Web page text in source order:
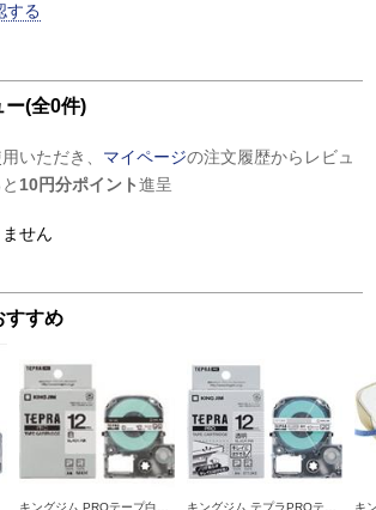
する
ー(全0件)
いただき、 マイページの注文履歴からレビュ
10円分ポイント進呈
せん
すすめ